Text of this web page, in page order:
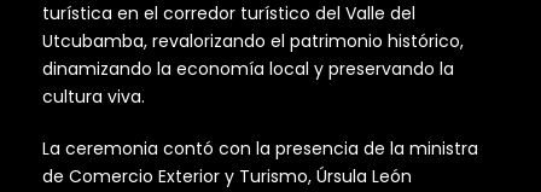
turística en el corredor turístico del Valle del
Utcubamba, revalorizando el patrimonio histórico,
dinamizando la economía local y preservando la
cultura viva.
La ceremonia contó con la presencia de la ministra
de Comercio Exterior y Turismo, Úrsula León